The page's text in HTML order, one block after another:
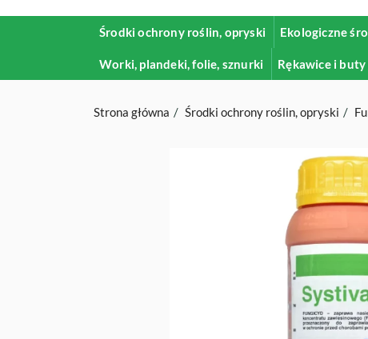
Środki ochrony roślin, opryski Ekologiczne
Worki, plandeki, folie, sznurki Rękawice i
Strona główna Środki ochrony roślin, opryski